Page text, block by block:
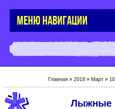
МЕНЮ НАВИГАЦИИ
Главная » 2018 » Март » 10
Лыжные